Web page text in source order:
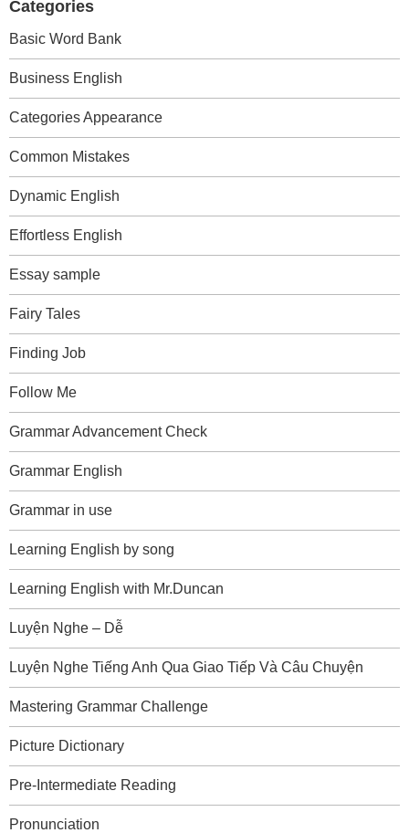
Categories
Basic Word Bank
Business English
Categories Appearance
Common Mistakes
Dynamic English
Effortless English
Essay sample
Fairy Tales
Finding Job
Follow Me
Grammar Advancement Check
Grammar English
Grammar in use
Learning English by song
Learning English with Mr.Duncan
Luyện Nghe – Dễ
Luyện Nghe Tiếng Anh Qua Giao Tiếp Và Câu Chuyện
Mastering Grammar Challenge
Picture Dictionary
Pre-Intermediate Reading
Pronunciation